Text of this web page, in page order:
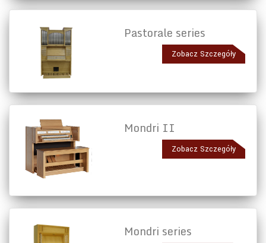
Pastorale series
Zobacz Szczegóły
Mondri II
Zobacz Szczegóły
Mondri series